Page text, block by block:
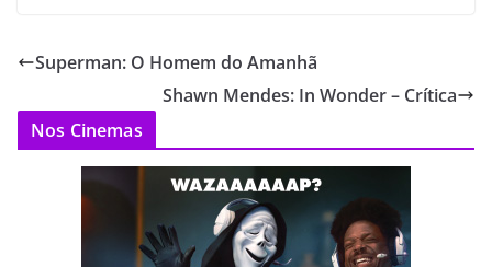
Superman: O Homem do Amanhã
Shawn Mendes: In Wonder – Crítica
Nos Cinemas